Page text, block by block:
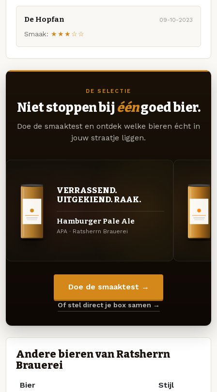
De Hopfan 09-10-2023
Smaak: ★★★☆☆
DE SELECTIE
Niet stoppen bij ééngoed bier.
Doe de smaaktest en ontdek welke bieren écht in
jouw straatje liggen.
VERRASSEND.
UITGEKIEND. RAAK.
Hamburger Pale Ale
APA · Ratsherrn Brauerei
Doe de smaaktest →
Of stel direct je box samen →
Andere bieren van Ratsherrn
Brauerei
Bier Stijl